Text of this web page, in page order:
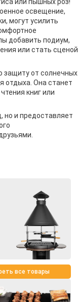
или пышных роз!
освещение,
могут усилить
добавить подиум,
или стать сценой
защиту от солнечных
отдыха. Она станет
книг или
но и предоставляет
все товары